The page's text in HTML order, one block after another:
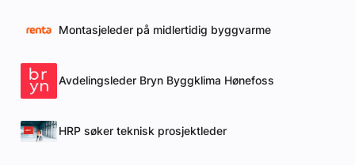
Montasjeleder på midlertidig byggvarme
Avdelingsleder Bryn Byggklima Hønefoss
HRP søker teknisk prosjektleder